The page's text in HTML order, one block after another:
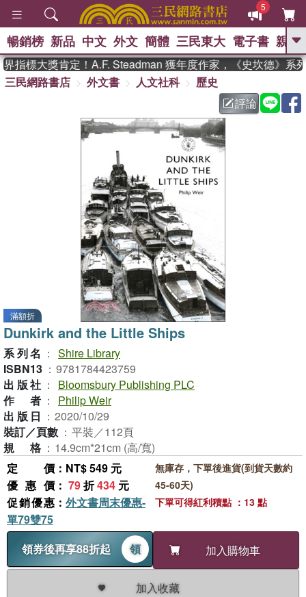
5
GO
熱搜： 東野圭吾 、
父親節 、 如果歷
暑期推薦 、 國際布克
獎 臺灣漫遊錄 、 方念華
登輝時代 、 數學女孩：黎曼猜想
偉大的迷走神經
暢銷榜 新品 中文 外文 簡體 三民東大 電子書 親子
指標大獎肯定！A.F. Steadman 獲年度作家，《史坎德》系列
三民網路書店
外文書 人文社科
歷史
評論
滿額折
Dunkirk and the Little Ships
系列名 ： Shire Library
ISBN13 ： 9781784423759
出版社 ：
Bloomsbury Publishing PLC
作者 ：
Philip Weir
出版日 ： 2020/10/29
裝訂／頁數 ： 平裝／112頁
規格 ： 14.9cm*21cm (高/寬)
定價 ：NT$ 549 元
優惠價 ： 79折434 元
促銷優惠 ： 外文書周末優惠-
單79雙75
領券後再享88折起
領 加入購物車
加入收藏
無庫存，下單後進貨(到貨天數約
45-60天)
下單可得紅利積點 ：13 點